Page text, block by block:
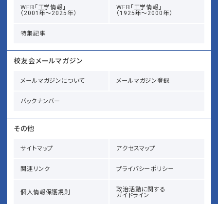
WEB「工学情報」
（2001年～2025年）
WEB「工学情報」
（1925年～2000年）
特集記事
校友会メールマガジン
メールマガジンについて メールマガジン登録
バックナンバー
その他
サイトマップ アクセスマップ
関連リンク プライバシーポリシー
個人情報保護規則
政治活動に関する
ガイドライン